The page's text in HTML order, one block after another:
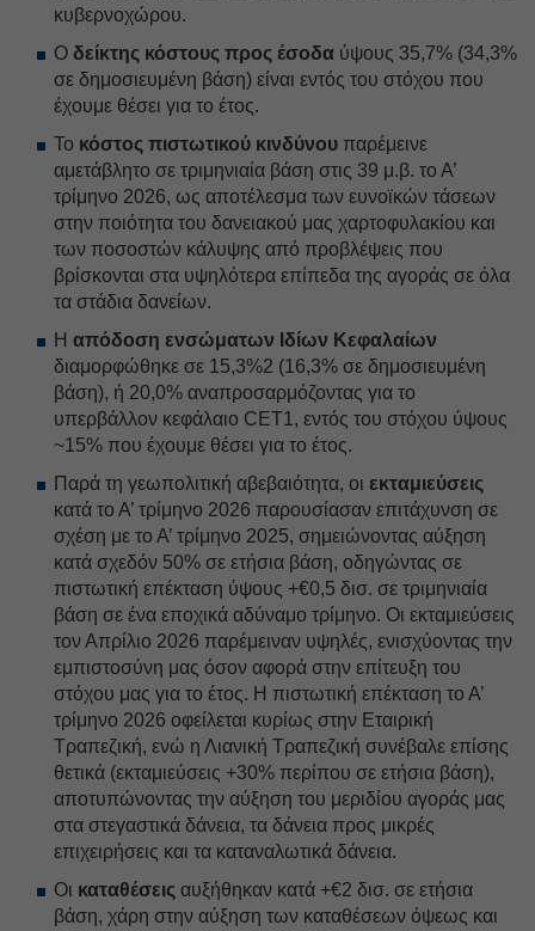
κυβερνοχώρου.
Ο δείκτης κόστους προς έσοδα ύψους 35,7% (34,3%
σε δημοσιευμένη βάση) είναι εντός του στόχου που
έχουμε θέσει για το έτος.
Το κόστος πιστωτικού κινδύνου παρέμεινε
αμετάβλητο σε τριμηνιαία βάση στις 39 μ.β. το Α’
τρίμηνο 2026, ως αποτέλεσμα των ευνοϊκών τάσεων
στην ποιότητα του δανειακού μας χαρτοφυλακίου και
των ποσοστών κάλυψης από προβλέψεις που
βρίσκονται στα υψηλότερα επίπεδα της αγοράς σε όλα
τα στάδια δανείων.
Η απόδοση ενσώματων Ιδίων Κεφαλαίων
διαμορφώθηκε σε 15,3%2 (16,3% σε δημοσιευμένη
βάση), ή 20,0% αναπροσαρμόζοντας για το
υπερβάλλον κεφάλαιο CET1, εντός του στόχου ύψους
~15% που έχουμε θέσει για το έτος.
Παρά τη γεωπολιτική αβεβαιότητα, οι εκταμιεύσεις
κατά το Α’ τρίμηνο 2026 παρουσίασαν επιτάχυνση σε
σχέση με το Α’ τρίμηνο 2025, σημειώνοντας αύξηση
κατά σχεδόν 50% σε ετήσια βάση, οδηγώντας σε
πιστωτική επέκταση ύψους +€0,5 δισ. σε τριμηνιαία
βάση σε ένα εποχικά αδύναμο τρίμηνο. Οι εκταμιεύσεις
τον Απρίλιο 2026 παρέμειναν υψηλές, ενισχύοντας την
εμπιστοσύνη μας όσον αφορά στην επίτευξη του
στόχου μας για το έτος. Η πιστωτική επέκταση το Α’
τρίμηνο 2026 οφείλεται κυρίως στην Εταιρική
Τραπεζική, ενώ η Λιανική Τραπεζική συνέβαλε επίσης
θετικά (εκταμιεύσεις +30% περίπου σε ετήσια βάση),
αποτυπώνοντας την αύξηση του μεριδίου αγοράς μας
στα στεγαστικά δάνεια, τα δάνεια προς μικρές
επιχειρήσεις και τα καταναλωτικά δάνεια.
Οι καταθέσεις αυξήθηκαν κατά +€2 δισ. σε ετήσια
βάση, χάρη στην αύξηση των καταθέσεων όψεως και